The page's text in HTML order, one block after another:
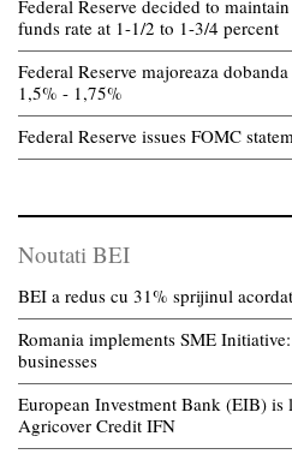
Federal Reserve decided to
funds rate at 1-1/2 to 1-3/4 percent
Federal Reserve majoreaza
1,5% - 1,75%
Federal Reserve issues FOMC
Noutati BEI
BEI a redus cu 31% sprijinul
Romania implements SME
businesses
European Investment Bank (EIB)
Agricover Credit IFN